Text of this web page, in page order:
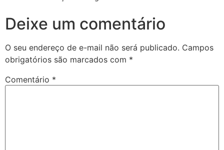
Deixe um comentário
O seu endereço de e-mail não será publicado. Campos
obrigatórios são marcados com *
Comentário *